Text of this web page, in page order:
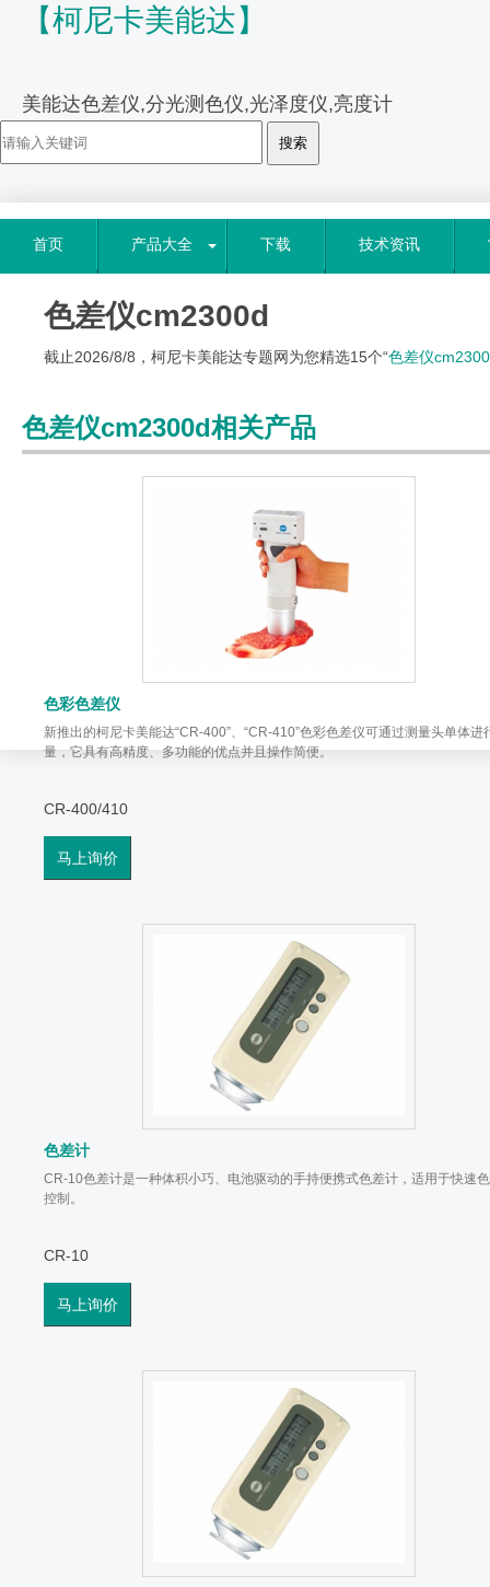
【柯尼卡美能达】
美能达色差仪,分光测色仪,光泽度仪,亮度计
首页 产品大全 下载 技术资讯
色差仪cm2300d
截止2026/8/8，柯尼卡美能达专题网为您精选15个“色差仪
色差仪cm2300d相关产品
色彩色差仪
新推出的柯尼卡美能达“CR-400”、“CR-410”色彩色差仪可通过测量头单体进
量，它具有高精度、多功能的优点并且操作简便。
CR-400/410
马上询价
色差计
CR-10色差计是一种体积小巧、电池驱动的手持便携式色差计，适用于快速
控制。
CR-10
马上询价